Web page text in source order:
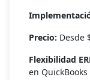
Precio: Desde
Flexibilidad
en QuickBooks